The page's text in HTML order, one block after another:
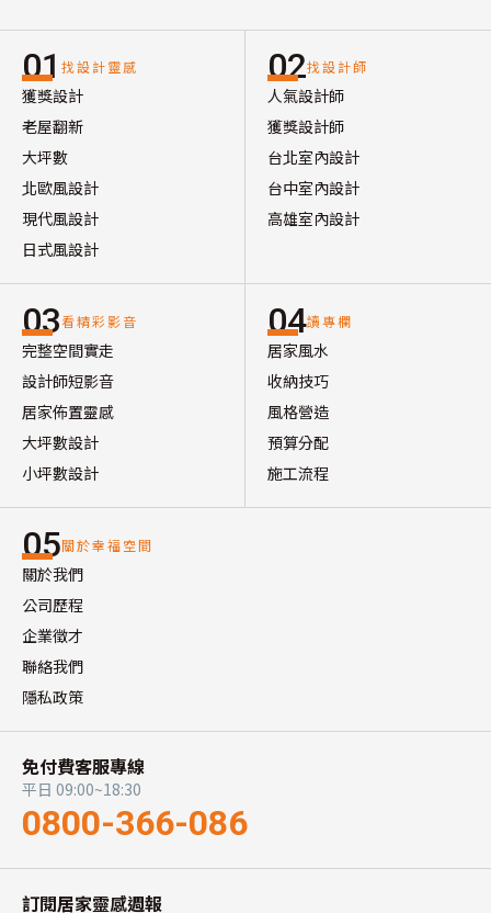
01 找設計靈感
獲獎設計
老屋翻新
大坪數
北歐風設計
現代風設計
日式風設計
02找設計師
人氣設計師
獲獎設計師
台北室內設計
台中室內設計
高雄室內設計
03看精彩影音
完整空間實走
設計師短影音
居家佈置靈感
大坪數設計
小坪數設計
04讀專欄
居家風水
收納技巧
風格營造
預算分配
施工流程
05關於幸福空間
關於我們
公司歷程
企業徵才
聯絡我們
隱私政策
免付費客服專線
平日 09:00~18:30
0800-366-086
訂閱居家靈感週報